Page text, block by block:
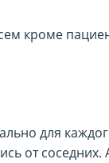
кроме
для
от соседних.